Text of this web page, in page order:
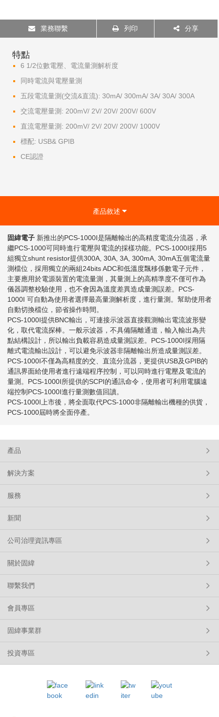
業務聯繫 列印 分享
特點
6 1/2位數電壓、電流量測解析度
同時電流與電壓量測
五段電流量測(交流&直流): 30mA/ 300mA/ 3A/ 30A/ 300A
交流電壓量測: 200mV/ 2V/ 20V/ 200V/ 600V
直流電壓量測: 200mV/ 2V/ 20V/ 200V/ 1000V
標配: USB& GPIB
CE認證
產品敘述
固緯電子 新推出的PCS-1000I是隔離輸出的高精度電流分流器，承
繼PCS-1000可同時進行電壓與電流的採樣功能。PCS-1000I採用5
組獨立shunt resistor提供300A, 30A, 3A, 300mA, 30mA五個電流量
測檔位，採用獨立的兩組24bits ADC和低溫度飄移係數電子元件，
主要應用於電源裝置的電流量測，其量測上的高精準度不僅可作為
儀器調整校驗使用，也不會因為溫度差異造成量測誤差。PCS-
1000I 可自動為使用者選擇最高量測解析度，進行量測。幫助使用者
自動切換檔位，節省操作時間。
PCS-1000I提供BNC輸出，可連接示波器直接觀測輸出電流波形變
化，取代電流探棒。一般示波器，不具備隔離通道，輸入輸出為共
點結構設計，所以輸出負載容易造成量測誤差。PCS-1000I採用隔
離式電流輸出設計，可以避免示波器非隔離輸出所造成量測誤差。
PCS-1000I不僅為高精度的交、直流分流器，更提供USB及GPIB的
通訊界面給使用者進行遠端程序控制，可以同時進行電壓及電流的
量測。PCS-1000I所提供的SCPI的通訊命令，使用者可利用電腦遠
端控制PCS-1000I進行量測數值回讀。
PCS-1000I上市後，將全面取代PCS-1000非隔離輸出機種的供貨，
PCS-1000屆時將全面停產。
產品
解決方案
服務
新聞
公司治理資訊專區
關於固緯
聯繫我們
會員專區
固緯事業群
投資專區